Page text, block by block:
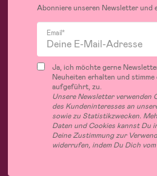
Abonniere unseren Newsletter und
Email*
Ja, ich möchte gerne
Neuheiten erhalten und
aufgeführt, zu.
Unsere Newsletter verwenden
des Kundeninteresses an
sowie zu Statistikzwecken.
Daten und Cookies kannst Du
Deine Zustimmung zur
widerrufen, indem Du Dich